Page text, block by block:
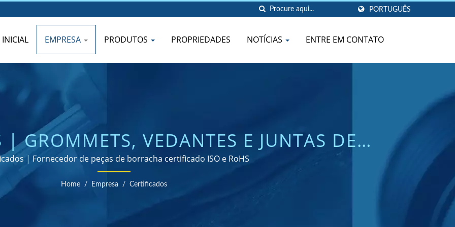
PORTUGUÊS
EMPRESA PRODUTOS PROPRIEDADES NOTÍCIAS ENTRE EM CONTATO
| GROMMETS, VEDANTES E JUNTAS DE
- PROJETADAS PARA
DESEMPENHAR
| Fornecedor de peças de borracha certificado ISO e RoHS
Home / Empresa / Certificados